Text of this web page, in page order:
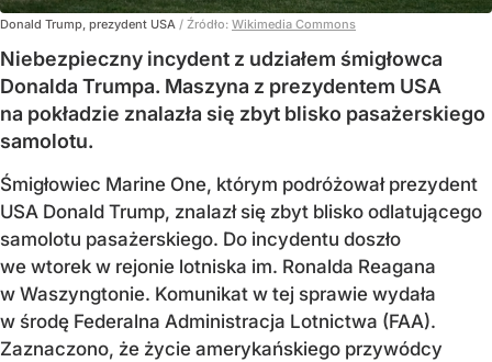
Donald Trump, prezydent USA / Źródło: Wikimedia Commons
Niebezpieczny incydent z udziałem śmigłowca
Donalda Trumpa. Maszyna z prezydentem USA
na pokładzie znalazła się zbyt blisko pasażerskiego
samolotu.
Śmigłowiec Marine One, którym podróżował prezydent
USA Donald Trump, znalazł się zbyt blisko odlatującego
samolotu pasażerskiego. Do incydentu doszło
we wtorek w rejonie lotniska im. Ronalda Reagana
w Waszyngtonie. Komunikat w tej sprawie wydała
w środę Federalna Administracja Lotnictwa (FAA).
Zaznaczono, że życie amerykańskiego przywódcy